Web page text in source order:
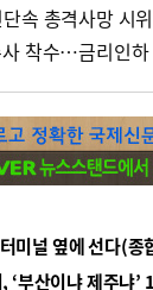
속 총격사망 시
착수…금리인하
미널 옆에 선다(종
부산이냐 제주냐’